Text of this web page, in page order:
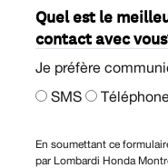
Quel est le
contact avec
Je préfère
SMS
En soumettant ce
par Lombardi Honda